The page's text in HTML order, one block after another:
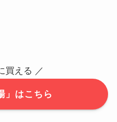
買える ／
」はこちら